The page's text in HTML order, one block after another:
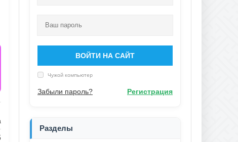
ВОЙТИ НА САЙТ
Чужой компьютер
Забыли пароль? Регистрация
Разделы